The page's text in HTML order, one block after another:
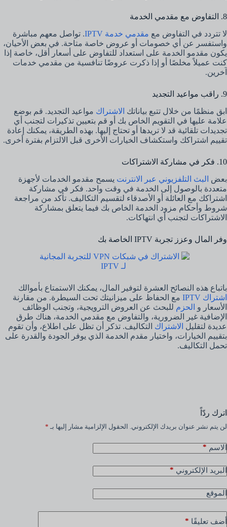
8. التفاوض مع مقدمي الخدمة
لا تتردد في التفاوض مع مقدمي خدمة IPTV
. تواصل معهم مباشرة
واستفسر عن أي خصومات أو عروض خاصة متاحة. في بعض الأحيان،
يكون مقدمو الخدمة على استعداد للتفاوض على أسعار أقل، خاصة إذا
كنت عميلاً مخلصًا أو إذا ذكرت عروضًا تنافسية من مقدمي خدمات
آخرين.
9. راقب مواعيد التجديد
ابق منظمًا من خلال تتبع بياناتك الاشتراك مواعيد التجديد. قم بوضع
علامة عليها في التقويم الخاص بك أو قم بتعيين تذكيرات لتجنب أي
تجديدات تلقائية قد لا تريدها أو تحتاج إليها. بهذه الطريقة، يمكنك إعادة
تقييم اشتراكك واستكشاف الخيارات الأخرى قبل الالتزام بفترة أخرى.
10. فكر في مشاركة الاشتراكات
بعض البث التلفزيوني عبر الانترنت يسمح مقدمو الخدمات لأجهزة
متعددة بالوصول إلى الخدمة في وقت واحد. فكر في مشاركة
اشتراكك مع العائلة أو الأصدقاء لتقسيم التكاليف. تأكد من مراجعة
شروط وأحكام مزود الخدمة الخاص بك فيما يتعلق بمشاركة
الاشتراكات لتجنب أي انتهاكات.
وفر المال وعزز تجربة IPTV الخاصة بك
باتباع هذه النصائح العشرة لتوفير المال، يمكنك الاستمتاع بأموالك
اشتراك IPTV
مع الحفاظ على ميزانيتك تحت السيطرة. من مقارنة
الأسعار و الحزم للبحث عن العروض الترويجية، وتجنب الوظائف
الإضافية غير الضرورية، والتفاوض مع مقدمي الخدمة، هناك طرق
عديدة لتقليل الاشتراك التكاليف. تذكر أن تظل على اطلاع، وأن تقوم
بتقييم الخيارات، واختيار مقدم الخدمة الذي يوفر الجودة والقدرة على
تحمل التكاليف.
اترك ردّاً
لن يتم نشر عنوان بريدك الإلكتروني. الحقول الإلزامية مشار إليها بـ *
الاسم *
البريد الإلكتروني *
الموقع
أضف تعليقًا *